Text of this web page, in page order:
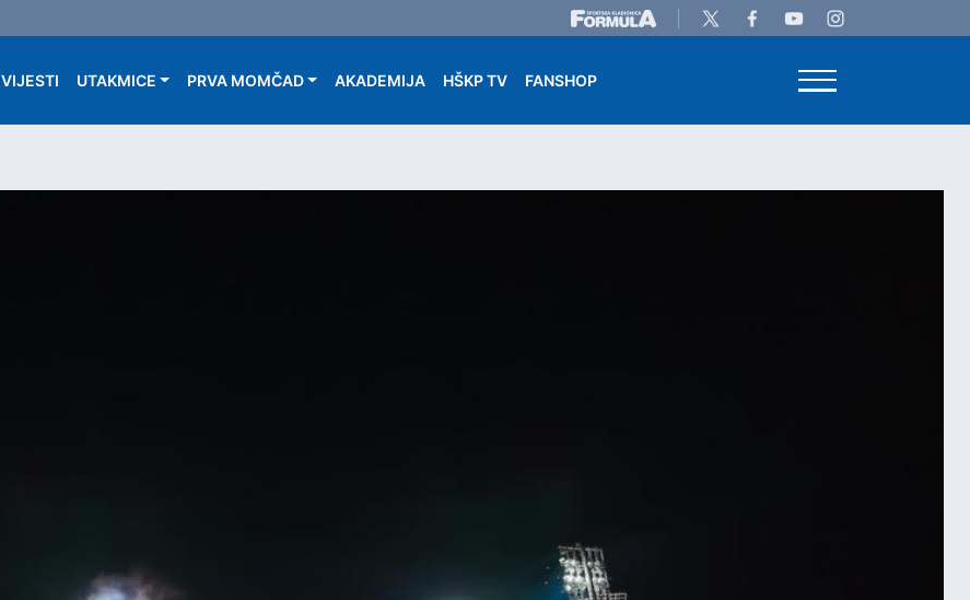
Main navigation
VIJESTI UTAKMICE PRVA MOMČAD AKADEMIJA HŠKP TV FANSHOP